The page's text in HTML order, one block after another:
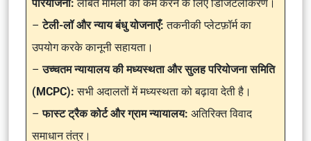
परियोजना:लंबित मामलों को कम करने के लिए डिजिटलीकरण।
–टेली-लॉ और न्याय बंधु योजनाएँ:तकनीकी प्लेटफ़ॉर्म का
उपयोग करके कानूनी सहायता।
–उच्चतम न्यायालय की मध्यस्थता और सुलह परियोजना समिति
(MCPC):सभी अदालतों में मध्यस्थता को बढ़ावा देती है।
–फास्ट ट्रैक कोर्ट और ग्राम न्यायालय: अतिरिक्त विवाद
समाधान तंत्र।